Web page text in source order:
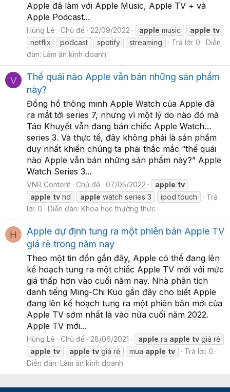
Apple đã làm với Apple Music, Apple TV + và
Apple Podcast...
Hùng Lê Chủ đề 22/09/2022 apple music apple tv
netflix
podcast spotify streaming Trả lời: 0
Diễn
đàn: Làm ăn kinh doanh
V
Thế quái nào Apple vẫn bán những sản phẩm
này?
Đồng hồ thông minh Apple Watch của Apple đã
ra mắt tới series 7, nhưng vì một lý do nào đó mà
Táo Khuyết vẫn đang bán chiếc Apple Watch…
series 3. Và thực tế, đây không phải là sản phẩm
duy nhất khiến chúng ta phải thắc mắc “thế quái
nào Apple vẫn bán những sản phẩm này?” Apple
Watch Series 3...
VNR Content Chủ đề 07/05/2022 apple tv
apple tv hd apple watch series 3 ipod touch
Trả
lời: 0
Diễn đàn: Khoa học thường thức
H
Apple dự định tung ra một phiên bản Apple TV
giá rẻ trong năm nay
Theo một tin đồn gần đây, Apple có thể đang lên
kế hoạch tung ra một chiếc Apple TV mới với mức
giá thấp hơn vào cuối năm nay. Nhà phân tích
danh tiếng Ming-Chi Kuo gần đây cho biết Apple
đang lên kế hoạch tung ra một phiên bản mới của
Apple TV sớm nhất là vào nửa cuối năm 2022.
Apple TV mới...
Hùng Lê Chủ đề 28/06/2021 apple ra apple tv giá rẻ
apple tv apple tv giá rẻ mua apple tv
Trả lời: 0
Diễn đàn: Làm ăn kinh doanh